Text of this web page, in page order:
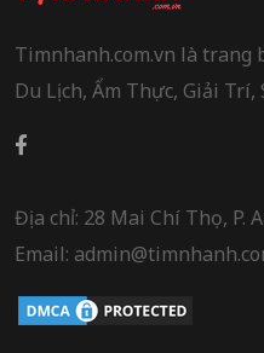
Timnhanh.com.vn là
Du Lịch, Ẩm Thực, Giải Trí,
Địa chỉ: 28 Mai Chí Thọ, P.
Email: